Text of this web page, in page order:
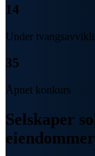
14
Under
35
Åpnet konkurs
Selskaper
eiendommer